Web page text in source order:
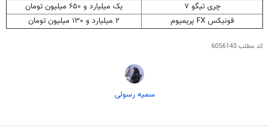
چری تیگو ۷
یک میلیارد و ۶۵۰ میلیون تومان
فونیکس FX پریمیوم ۲ میلیارد و ۱۳۰ میلیون تومان
کد مطلب6056143
سمیه رسولی